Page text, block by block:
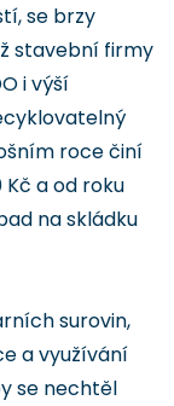
se brzy
stavební firmy
i výší
roce činí
Kč a od roku
na skládku
surovin,
a využívání
se nechtěl